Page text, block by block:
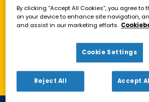
Vind een Kentekenloket in de
Toon alleen geopende loketten
By clicking “Accept All Cookies”, you agree to
on your device to enhance site navigation,
and assist in our marketing efforts.
Cookie Settings
Reject All Accept